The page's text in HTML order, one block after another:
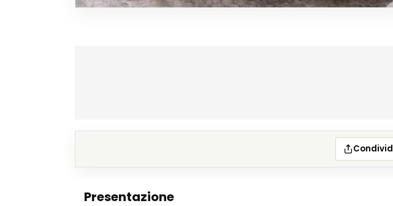
Presentazione